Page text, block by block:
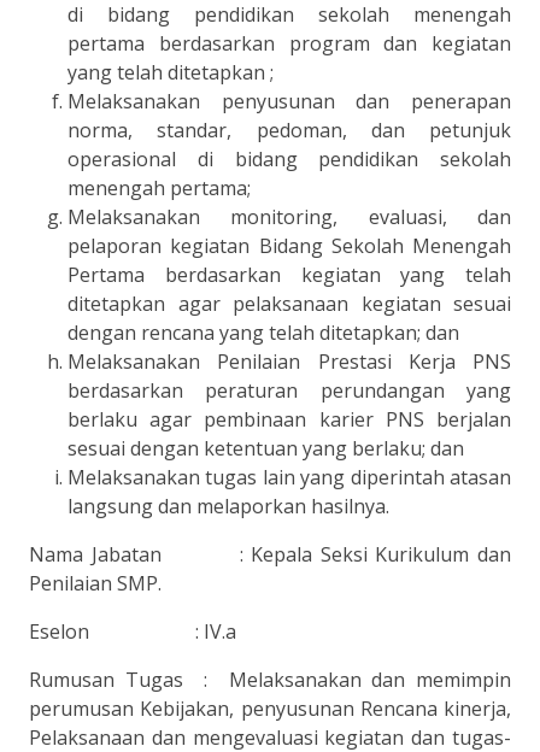
di bidang pendidikan sekolah menengah
pertama berdasarkan program dan kegiatan
yang telah ditetapkan ;
Melaksanakan penyusunan dan penerapan
norma, standar, pedoman, dan petunjuk
operasional di bidang pendidikan sekolah
menengah pertama;
Melaksanakan monitoring, evaluasi, dan
pelaporan kegiatan Bidang Sekolah Menengah
Pertama berdasarkan kegiatan yang telah
ditetapkan agar pelaksanaan kegiatan sesuai
dengan rencana yang telah ditetapkan; dan
Melaksanakan Penilaian Prestasi Kerja PNS
berdasarkan peraturan perundangan yang
berlaku agar pembinaan karier PNS berjalan
sesuai dengan ketentuan yang berlaku; dan
Melaksanakan tugas lain yang diperintah atasan
langsung dan melaporkan hasilnya.
Nama Jabatan : Kepala Seksi Kurikulum dan
Penilaian SMP.
Eselon : IV.a
Rumusan Tugas : Melaksanakan dan memimpin
perumusan Kebijakan, penyusunan Rencana kinerja,
Pelaksanaan dan mengevaluasi kegiatan dan tugas-